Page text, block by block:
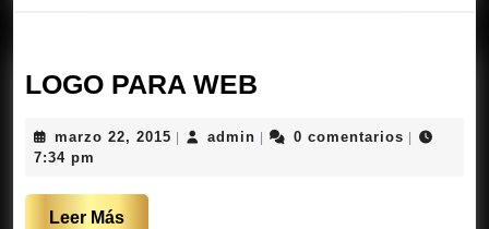
LOGO PARA WEB
WEB
marzo 22, 2015 marzoadminadmin0 comentarios
7:34 pm
Leer MásLeer